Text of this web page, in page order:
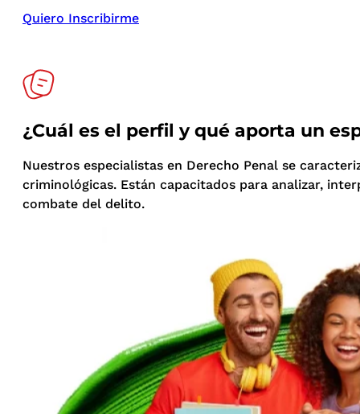
Quiero Inscribirme
¿Cuál es el perfil y qué aporta un
Nuestros especialistas en Derecho Penal se
criminológicas. Están capacitados para analizar,
combate del delito.